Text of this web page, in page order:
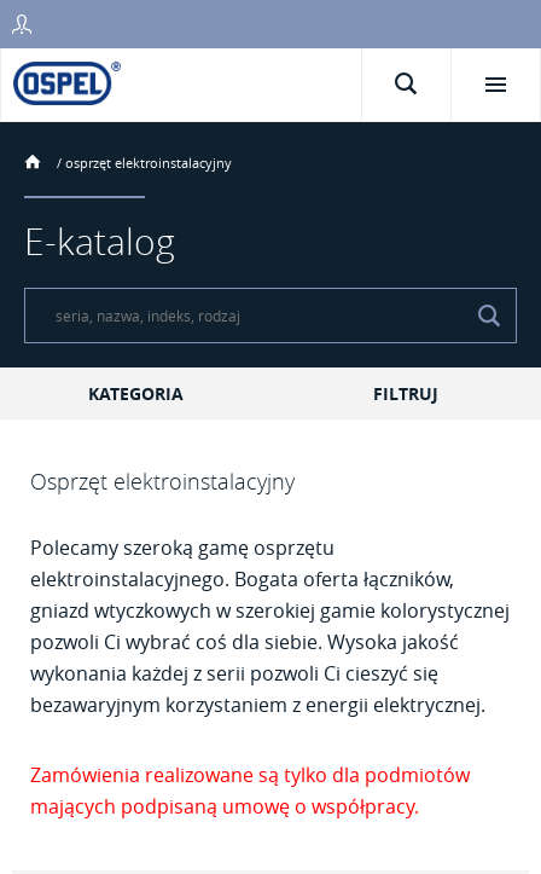
/ osprzęt elektroinstalacyjny
E-katalog
KATEGORIA FILTRUJ
Osprzęt elektroinstalacyjny
Polecamy szeroką gamę osprzętu
elektroinstalacyjnego. Bogata oferta łączników,
gniazd wtyczkowych w szerokiej gamie kolorystycznej
pozwoli Ci wybrać coś dla siebie. Wysoka jakość
wykonania każdej z serii pozwoli Ci cieszyć się
bezawaryjnym korzystaniem z energii elektrycznej.
Zamówienia realizowane są tylko dla podmiotów
mających podpisaną umowę o współpracy.